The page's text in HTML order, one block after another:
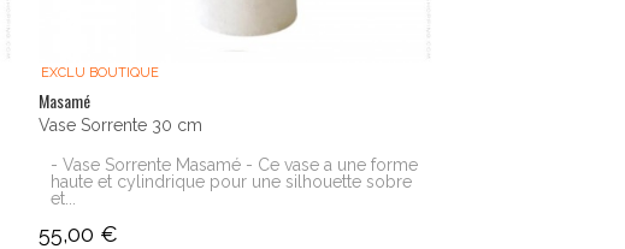
EXCLU BOUTIQUE
Masamé
Vase Sorrente 30 cm
- Vase Sorrente Masamé - Ce vase a une forme
haute et cylindrique pour une silhouette sobre
et...
55,00 €